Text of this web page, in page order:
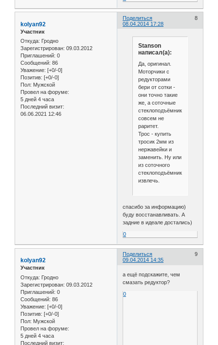
Поделиться
8
08.04.2014 17:28
kolyan92
Участник
Откуда: Гродно
Зарегистрирован: 09.03.2012
Приглашений: 0
Сообщений: 86
Уважение: [+0/-0]
Позитив: [+0/-0]
Пол: Мужской
Провел на форуме:
5 дней 4 часа
Последний визит:
06.06.2021 12:46
Stanson
написал(а):
Да, оригинал.
Моторчики с
редукторами
бери от сотки -
они точно такие
же, а соточные
стеклоподъёмники
совсем не
раритет.
Трос - купить
тросик 2мм из
нержавейки и
заменить. Ну или
из соточного
стеклоподъёмника
извлечь.
спасибо за информацию)
буду восстанавливать. А
задние в идеале достались)
0
Поделиться
9
09.04.2014 14:35
kolyan92
Участник
Откуда: Гродно
Зарегистрирован: 09.03.2012
Приглашений: 0
Сообщений: 86
Уважение: [+0/-0]
Позитив: [+0/-0]
Пол: Мужской
Провел на форуме:
5 дней 4 часа
Последний визит:
а ещё подскажите, чем
смазать редуктор?
0